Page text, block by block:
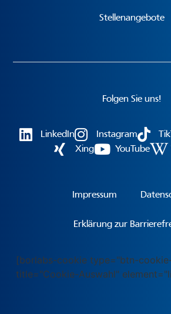
Stellenangebote
Folgen Sie uns!
LinkedIn Instagram
Xing
YouTube
Impressum
Erklärung zur
[borlabs-cookie type="btn-
title="Cookie-Auswahl"